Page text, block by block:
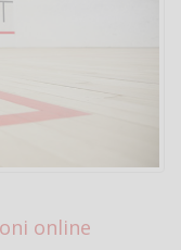
online